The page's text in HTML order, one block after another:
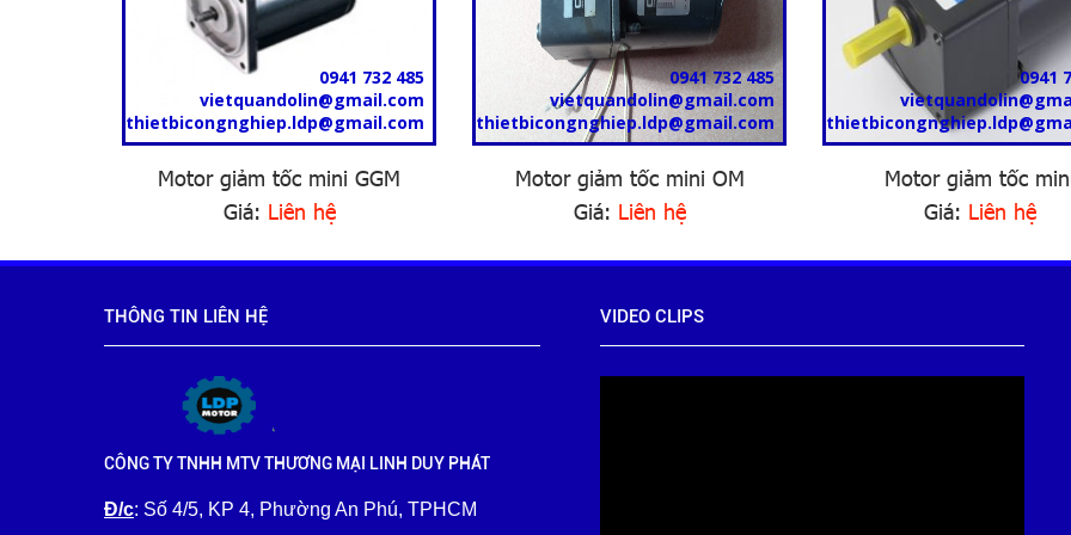
0941 732 485
vietquandolin@gmail.com
thietbicongnghiep.ldp@gmail.com
Motor giảm tốc mini GGM
Giá: Liên hệ
0941 732 485
vietquandolin@gmail.com
thietbicongnghiep.ldp@gmail.com
Motor giảm tốc mini OM
Giá: Liên hệ
0941
Motor giảm tốc
Giá: Liên hệ
THÔNG TIN LIÊN HỆ
CÔNG TY TNHH MTV THƯƠNG MẠI LINH DUY PHÁT
Đ/c: Số 4/5, KP 4, Phường An Phú, TPHCM
VIDEO CLIPS